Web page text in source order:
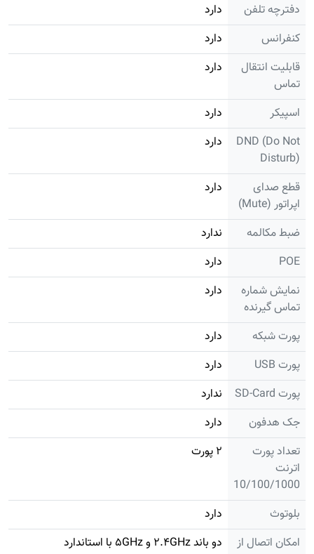
دفترچه تلفن
دارد
کنفرانس
دارد
قابلیت انتقال
تماس
دارد
اسپیکر
دارد
DND (Do Not
Disturb)
دارد
قطع صدای
اپراتور (Mute)
دارد
ضبط مکالمه
ندارد
POE
دارد
نمایش شماره
تماس گیرنده
دارد
پورت شبکه
دارد
پورت USB
دارد
پورت SD-Card
ندارد
جک هدفون
دارد
تعداد پورت
اترنت
10/100/1000
۲ پورت
بلوتوث
دارد
امکان اتصال از
دو باند ۲.۴GHz و ۵GHz با استاندارد